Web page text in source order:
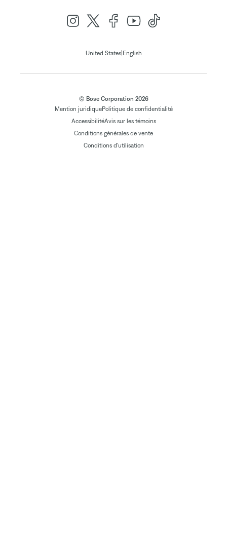
United States|English
© Bose Corporation 2026
Mention juridiquePolitique de confidentialité
AccessibilitéAvis sur les témoins
Conditions générales de vente
Conditions d'utilisation